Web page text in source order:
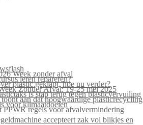
Week zonder afval
leren repareren?
plastic geklapt, hoe nu verder?
Zonder Afval: 19-25 mei 2025
is stap terug tegen plasticvervuiling
aan dat hoogwaardige plasticrecycling
voor klimaatdoelen
PPWR regels voor afvalvermindering
accepteert zak vol blikjes en